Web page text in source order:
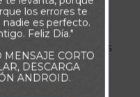
incluso eso podemos
misericordia de un
vidas, aunque
los errores te
es perfecto.
Feliz Día."
MENSAJE CORTO
DESCARGA
ANDROID.